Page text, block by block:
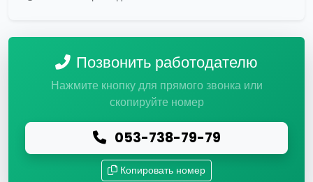
Позвонить работодателю
Нажмите кнопку для прямого звонка или
скопируйте номер
053-738-79-79
Копировать номер